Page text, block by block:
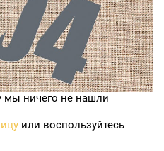
мы ничего не нашли
или воспользуйтесь